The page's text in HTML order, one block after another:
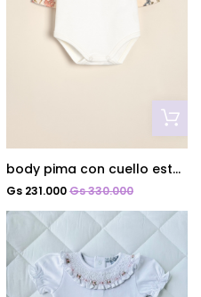
body pima con cuello estamp julita
Gs 231.000Gs 330.000